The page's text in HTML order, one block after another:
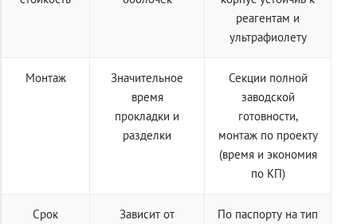
реагентам и
ультрафиолету
Монтаж
Значительное
время
прокладки и
разделки
Секции полной
заводской
готовности,
монтаж по проекту
(время и экономия
по КП)
Срок
Зависит от
По паспорту на тип